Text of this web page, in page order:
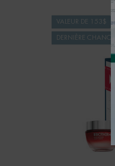
VALEUR DE 153$
DERNIÈRE CHANCE